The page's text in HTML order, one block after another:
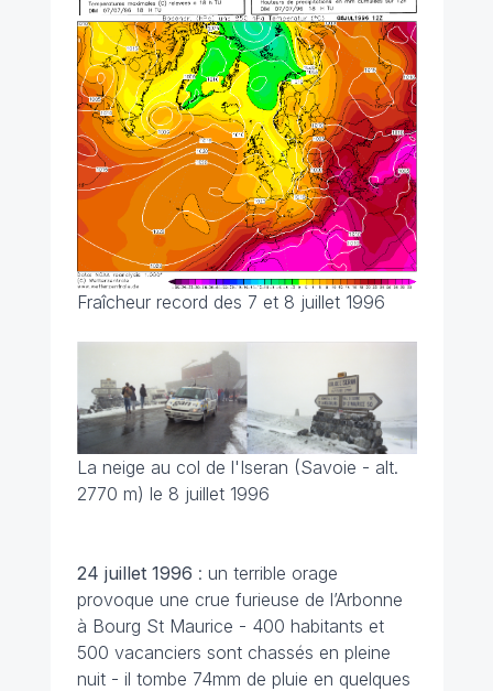
Fraîcheur record des 7 et 8 juillet 1996
La neige au col de l'Iseran (Savoie - alt.
2770 m) le 8 juillet 1996
24 juillet 1996 : un terrible orage
provoque une crue furieuse de l’Arbonne
à Bourg St Maurice - 400 habitants et
500 vacanciers sont chassés en pleine
nuit - il tombe 74mm de pluie en quelques